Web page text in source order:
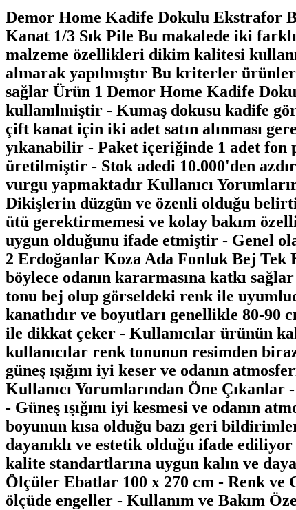
Demor Home Kadife Dokulu Ekstrafor
Kanat 1/3 Sık Pile Bu makalede iki
malzeme özellikleri dikim kalitesi
alınarak yapılmıştır Bu kriterler
sağlar Ürün 1 Demor Home Kadife
kullanılmiştir - Kumaş dokusu kadife
çift kanat için iki adet satın alınması
yıkanabilir - Paket içeriğinde 1 adet fon
üretilmiştir - Stok adedi 10.000'den
vurgu yapmaktadır Kullanıcı
Dikişlerin düzgün ve özenli olduğu
ütü gerektirmemesi ve kolay bakım
uygun olduğunu ifade etmiştir - Genel
2 Erdoğanlar Koza Ada Fonluk Bej Tek
böylece odanın kararmasına katkı
tonu bej olup görseldeki renk ile
kanatlıdır ve boyutları genellikle 80-90
ile dikkat çeker - Kullanıcılar ürünün
kullanıcılar renk tonunun resimden
güneş ışığını iyi keser ve odanın
Kullanıcı Yorumlarından Öne
- Güneş ışığını iyi kesmesi ve odanın
boyunun kısa olduğu bazı geri
dayanıklı ve estetik olduğu ifade
kalite standartlarına uygun kalın ve
Ölçüler Ebatlar 100 x 270 cm - Renk ve
ölçüde engeller - Kullanım ve Bakım